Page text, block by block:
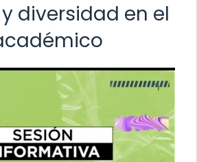
diversidad en el